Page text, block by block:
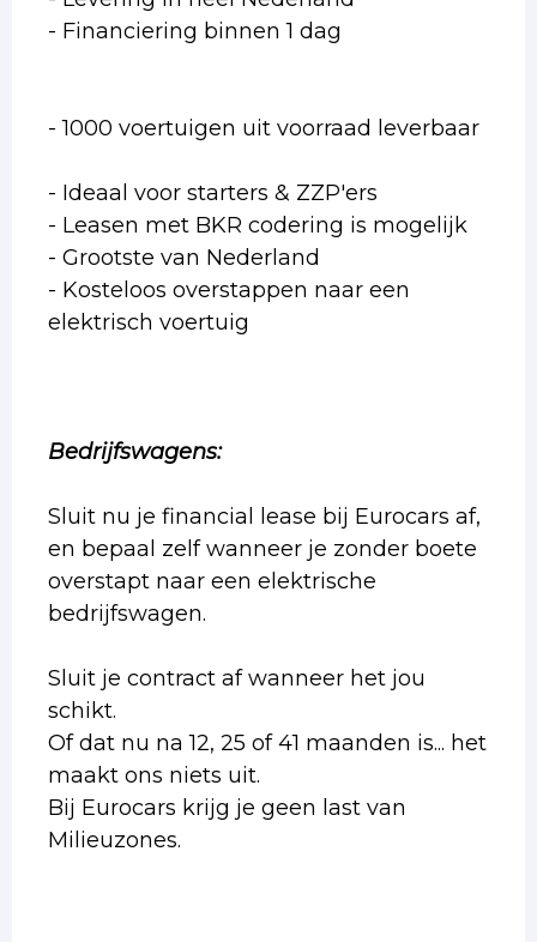
- Financiering binnen 1 dag
- 1000 voertuigen uit voorraad leverbaar
- Ideaal voor starters & ZZP'ers
- Leasen met BKR codering is mogelijk
- Grootste van Nederland
- Kosteloos overstappen naar een
elektrisch voertuig
Bedrijfswagens:
Sluit nu je financial lease bij Eurocars af,
en bepaal zelf wanneer je zonder boete
overstapt naar een elektrische
bedrijfswagen.
Sluit je contract af wanneer het jou
schikt.
Of dat nu na 12, 25 of 41 maanden is... het
maakt ons niets uit.
Bij Eurocars krijg je geen last van
Milieuzones.